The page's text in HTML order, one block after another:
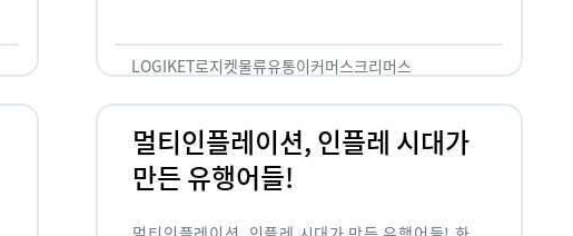
는 콘텐츠 기반의 …
LOGIKET로지켓물류유통이커머스크리머스
멀티인플레이션, 인플레 시대가
만든 유행어들!